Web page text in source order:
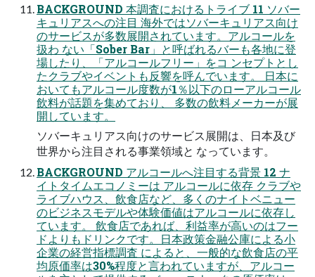
BACKGROUND 本調査におけるトライブ 11 ソバー
キュリアスへの注目 海外ではソバーキュリアス向け
のサービスが多数展開されています。アルコールを
扱わ ない「Sober Bar」と呼ばれるバーも各地に登
場したり、「アルコールフリー」をコ ンセプトとし
たクラブやイベントも反響を呼んでいます。 日本に
おいてもアルコール度数が1％以下のローアルコール
飲料が話題を集めており、 多数の飲料メーカーが展
開しています。
ソバーキュリアス向けのサービス展開は、日本及び
世界から注目される事業領域と なっています。
BACKGROUND アルコールへ注目する背景 12 ナ
イトタイムエコノミーは アルコールに依存 クラブや
ライブハウス、飲食店など、多くのナイトベニュー
のビジネスモデルや体験価値はアルコールに依存し
ています。 飲食店であれば、利益率が高いのはフー
ドよりもドリンクです。日本政策金融公庫による小
企業の経営指標調査 によると、一般的な飲食店の平
均原価率は30%程度と言われていますが、アルコー